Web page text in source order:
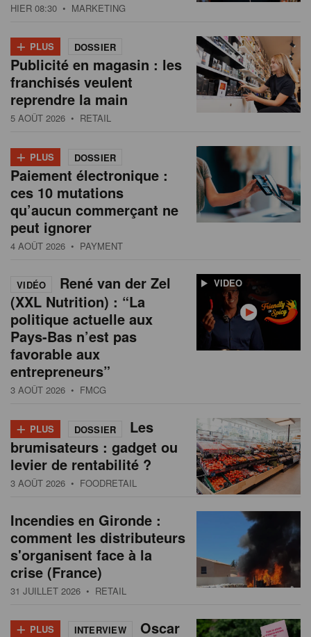
HIER 08:30 • MARKETING
+ PLUS DOSSIER
Publicité en magasin : les
franchisés veulent
reprendre la main
5 AOÛT 2026 • RETAIL
+ PLUS DOSSIER
Paiement électronique :
ces 10 mutations
qu’aucun commerçant ne
peut ignorer
4 AOÛT 2026 • PAYMENT
VIDEO
VIDÉO
René van der Zel
(XXL Nutrition) : “La
politique actuelle aux
Pays-Bas n’est pas
favorable aux
entrepreneurs”
3 AOÛT 2026 • FMCG
+ PLUS DOSSIER
Les
brumisateurs : gadget ou
levier de rentabilité ?
3 AOÛT 2026 • FOODRETAIL
Incendies en Gironde :
comment les distributeurs
s'organisent face à la
crise (France)
31 JUILLET 2026 • RETAIL
+ PLUS INTERVIEW Oscar